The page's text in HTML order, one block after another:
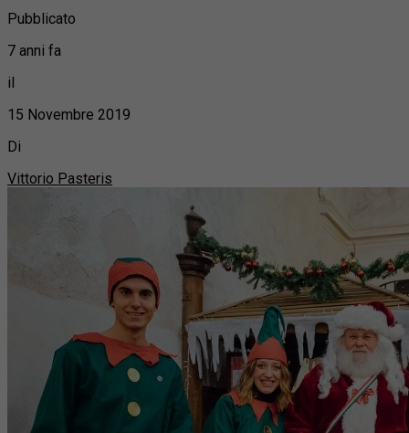
Pubblicato
7 anni fa
il
15 Novembre 2019
Di
Vittorio Pasteris